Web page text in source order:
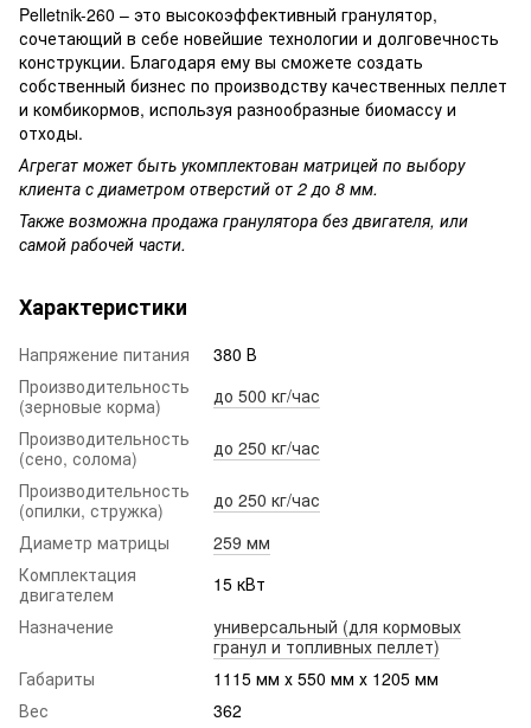
Pelletnik-260 – это высокоэффективный гранулятор,
сочетающий в себе новейшие технологии и долговечность
конструкции. Благодаря ему вы сможете создать
собственный бизнес по производству качественных пеллет
и комбикормов, используя разнообразные биомассу и
отходы.
Агрегат может быть укомплектован матрицей по выбору
клиента с диаметром отверстий от 2 до 8 мм.
Также возможна продажа гранулятора без двигателя, или
самой рабочей части.
Характеристики
Напряжение питания
380 В
Производительность
(зерновые корма)
до 500 кг/час
Производительность
(сено, солома)
до 250 кг/час
Производительность
(опилки, стружка)
до 250 кг/час
Диаметр матрицы
259 мм
Комплектация
двигателем
15 кВт
Назначение
универсальный (для кормовых
гранул и топливных пеллет)
Габариты
1115 мм х 550 мм х 1205 мм
Вес
362